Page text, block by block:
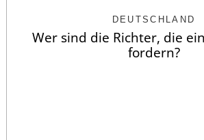
DEUTSCHLAND
Wer sind die Richter, die
fordern?